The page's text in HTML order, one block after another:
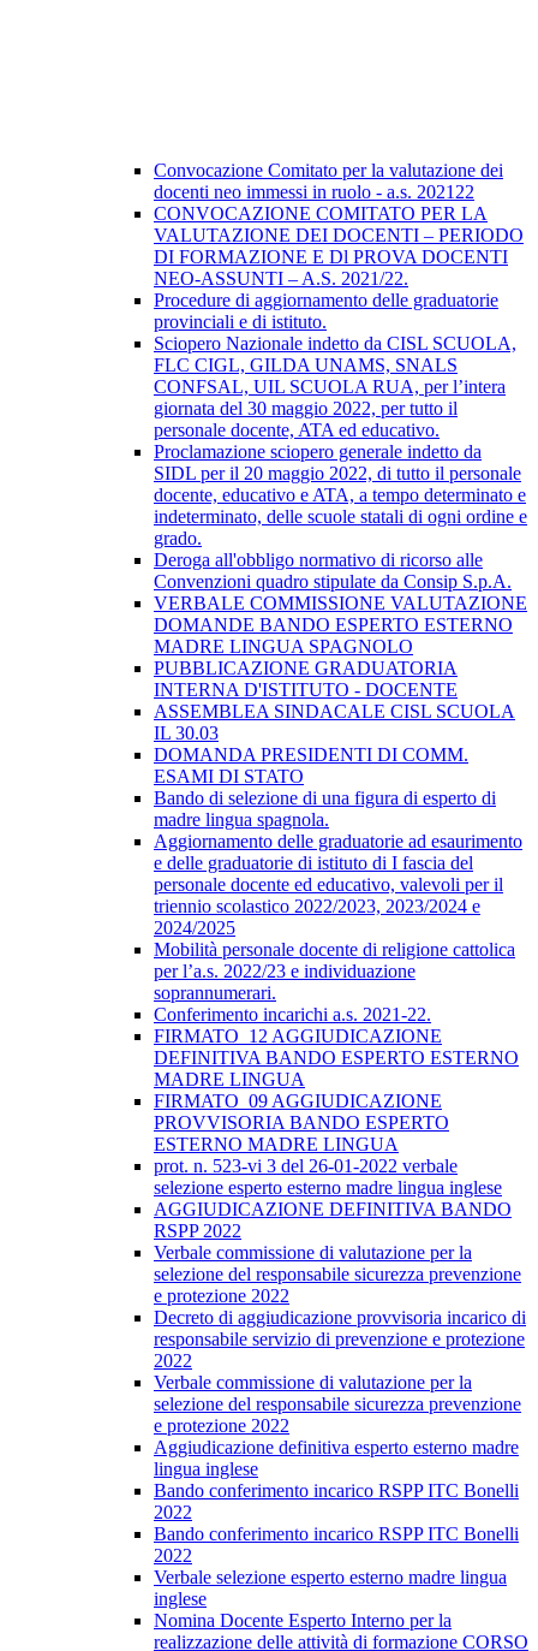
Convocazione Comitato per la valutazione dei
docenti neo immessi in ruolo - a.s. 202122
CONVOCAZIONE COMITATO PER LA
VALUTAZIONE DEI DOCENTI – PERIODO
DI FORMAZIONE E Dl PROVA DOCENTI
NEO-ASSUNTI – A.S. 2021/22.
Procedure di aggiornamento delle graduatorie
provinciali e di istituto.
Sciopero Nazionale indetto da CISL SCUOLA,
FLC CIGL, GILDA UNAMS, SNALS
CONFSAL, UIL SCUOLA RUA, per l’intera
giornata del 30 maggio 2022, per tutto il
personale docente, ATA ed educativo.
Proclamazione sciopero generale indetto da
SIDL per il 20 maggio 2022, di tutto il personale
docente, educativo e ATA, a tempo determinato e
indeterminato, delle scuole statali di ogni ordine e
grado.
Deroga all'obbligo normativo di ricorso alle
Convenzioni quadro stipulate da Consip S.p.A.
VERBALE COMMISSIONE VALUTAZIONE
DOMANDE BANDO ESPERTO ESTERNO
MADRE LINGUA SPAGNOLO
PUBBLICAZIONE GRADUATORIA
INTERNA D'ISTITUTO - DOCENTE
ASSEMBLEA SINDACALE CISL SCUOLA
IL 30.03
DOMANDA PRESIDENTI DI COMM.
ESAMI DI STATO
Bando di selezione di una figura di esperto di
madre lingua spagnola.
Aggiornamento delle graduatorie ad esaurimento
e delle graduatorie di istituto di I fascia del
personale docente ed educativo, valevoli per il
triennio scolastico 2022/2023, 2023/2024 e
2024/2025
Mobilità personale docente di religione cattolica
per l’a.s. 2022/23 e individuazione
soprannumerari.
Conferimento incarichi a.s. 2021-22.
FIRMATO_12 AGGIUDICAZIONE
DEFINITIVA BANDO ESPERTO ESTERNO
MADRE LINGUA
FIRMATO_09 AGGIUDICAZIONE
PROVVISORIA BANDO ESPERTO
ESTERNO MADRE LINGUA
prot. n. 523-vi 3 del 26-01-2022 verbale
selezione esperto esterno madre lingua inglese
AGGIUDICAZIONE DEFINITIVA BANDO
RSPP 2022
Verbale commissione di valutazione per la
selezione del responsabile sicurezza prevenzione
e protezione 2022
Decreto di aggiudicazione provvisoria incarico di
responsabile servizio di prevenzione e protezione
2022
Verbale commissione di valutazione per la
selezione del responsabile sicurezza prevenzione
e protezione 2022
Aggiudicazione definitiva esperto esterno madre
lingua inglese
Bando conferimento incarico RSPP ITC Bonelli
2022
Bando conferimento incarico RSPP ITC Bonelli
2022
Verbale selezione esperto esterno madre lingua
inglese
Nomina Docente Esperto Interno per la
realizzazione delle attività di formazione CORSO